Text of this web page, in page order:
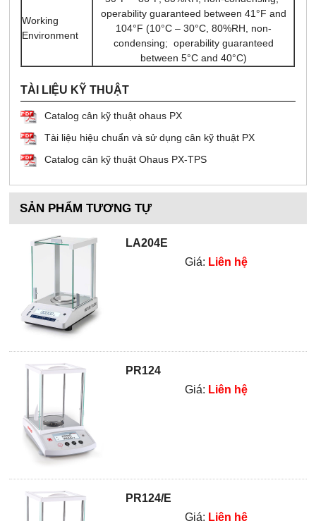
Working
Environment
operability guaranteed between 41°F and
104°F (10°C – 30°C, 80%RH, non-
condensing; operability guaranteed
between 5°C and 40°C)
TÀI LIỆU KỸ THUẬT
Catalog cân kỹ thuật ohaus PX
Tài liệu hiệu chuẩn và sử dụng cân kỹ thuật PX
Catalog cân kỹ thuật Ohaus PX-TPS
SẢN PHẨM TƯƠNG TỰ
LA204E
Giá: Liên hệ
PR124
Giá: Liên hệ
PR124/E
Giá: Liên hệ